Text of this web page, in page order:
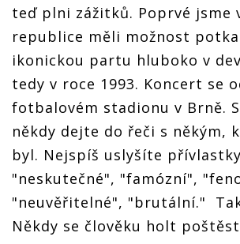
teď plni zážitků. Poprvé jsme
republice měli možnost
ikonickou partu hluboko v
tedy v roce 1993. Koncert se
fotbalovém stadionu v Brně.
někdy dejte do řeči s někým,
byl. Nejspíš uslyšíte
"neskutečné", "famózní",
"neuvěřitelné", "brutální."
Někdy se člověku holt